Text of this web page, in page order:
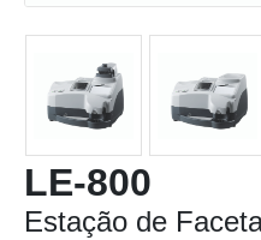
LE-800
Estação de